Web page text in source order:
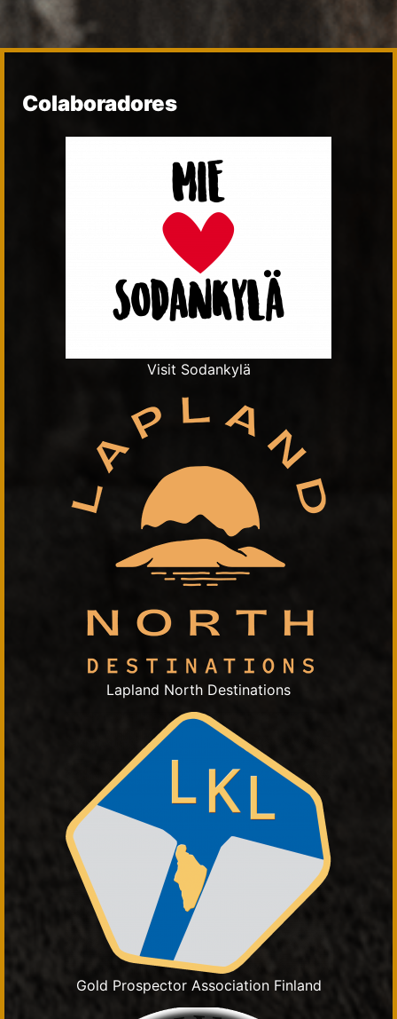
Colaboradores
Visit Sodankylä
Lapland North Destinations
Gold Prospector Association Finland